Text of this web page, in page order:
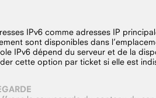
IPv6 comme adresses IP
sont disponibles dans
IPv6 dépend du serveur et de la
cette option par ticket si elle est